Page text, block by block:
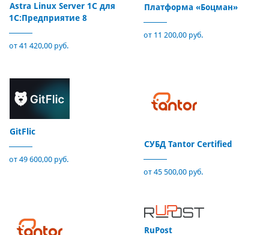
Astra Linux Server 1C для
1С:Предприятие 8
от 41 420,00 руб.
Платформа «Боцман»
от 11 200,00 руб.
GitFlic
от 49 600,00 руб.
СУБД Tantor Certified
от 45 500,00 руб.
RuPost